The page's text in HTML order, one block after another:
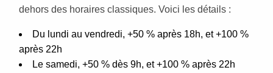
dehors des horaires classiques. Voici les détails :
Du lundi au vendredi, +50 % après 18h, et +100 %
après 22h
Le samedi, +50 % dès 9h, et +100 % après 22h